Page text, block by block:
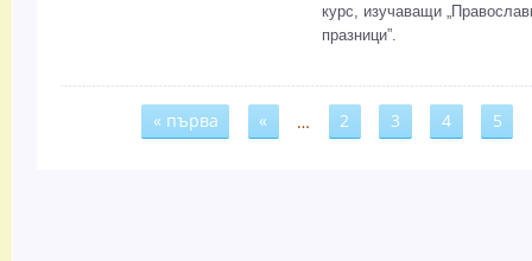
курс, изучаващи
празници”.
Страници
« първа « … 2 3 4 5